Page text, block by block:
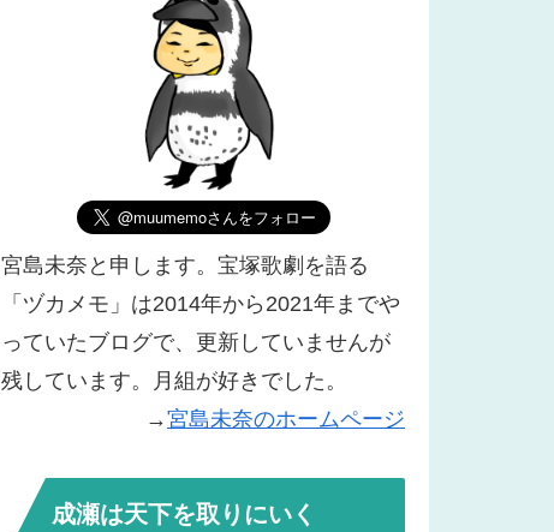
宮島未奈と申します。宝塚歌劇を語る
「ヅカメモ」は2014年から2021年までや
っていたブログで、更新していませんが
残しています。月組が好きでした。
→宮島未奈のホームページ
成瀬は天下を取りにいく